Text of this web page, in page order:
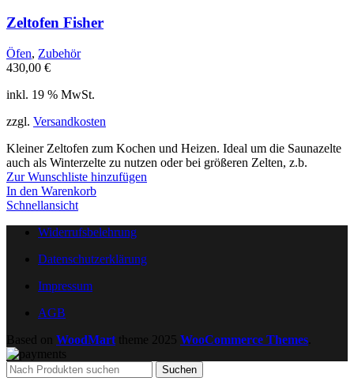
Zeltofen Fisher
Öfen, Zubehör
430,00 €
inkl. 19 % MwSt.
zzgl. Versandkosten
Kleiner Zeltofen zum Kochen und Heizen. Ideal um die Saunazelte
auch als Winterzelte zu nutzen oder bei größeren Zelten, z.b.
Zur Wunschliste hinzufügen
In den Warenkorb
Schnellansicht
Widerrufsbelehrung
Datenschutzerklärung
Impressum
AGB
Based on WoodMart theme 2025 WooCommerce Themes
Suchen